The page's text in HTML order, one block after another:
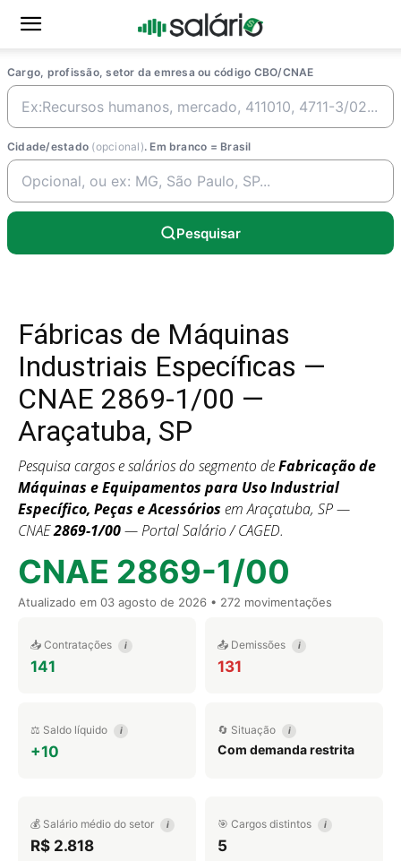
Cargo, profissão, setor da emresa ou código CBO/CNAE
Cidade/estado (opcional). Em branco = Brasil
Pesquisar
Fábricas de Máquinas
Industriais Específicas —
CNAE 2869-1/00 —
Araçatuba, SP
Pesquisa cargos e salários do segmento deFabricação de
Máquinas e Equipamentos para Uso Industrial
Específico, Peças e Acessórios em Araçatuba, SP —
CNAE2869-1/00— Portal Salário / CAGED.
CNAE 2869-1/00
Atualizado em 03 agosto de 2026 • 272 movimentações
📥 Contratações i
141
📤 Demissões i
131
⚖️ Saldo líquido i
+10
🔄 Situação i
Com demanda restrita
💰 Salário médio do setor i
R$ 2.818
🎯 Cargos distintos i
5